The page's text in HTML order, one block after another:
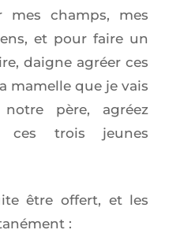
mes champs, mes
et pour faire un
daigne agréer ces
mamelle que je vais
père, agréez
trois jeunes
être offert, et les
: